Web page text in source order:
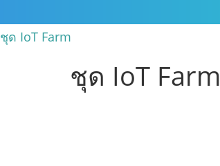
ชุด IoT Farm
ชุด IoT Farm